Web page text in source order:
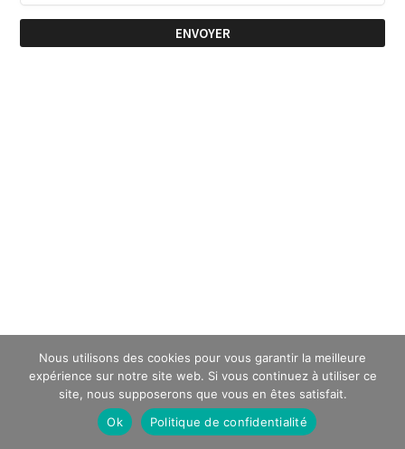
ENVOYER
Nous utilisons des cookies pour vous garantir la meilleure
expérience sur notre site web. Si vous continuez à utiliser ce
site, nous supposerons que vous en êtes satisfait.
Ok
Politique de confidentialité